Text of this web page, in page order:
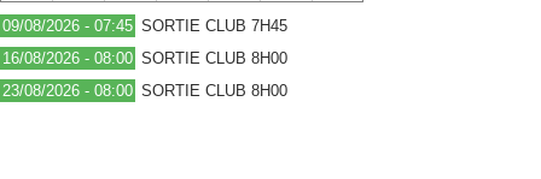
09/08/2026 - 07:45 SORTIE CLUB 7H45
16/08/2026 - 08:00 SORTIE CLUB 8H00
23/08/2026 - 08:00 SORTIE CLUB 8H00